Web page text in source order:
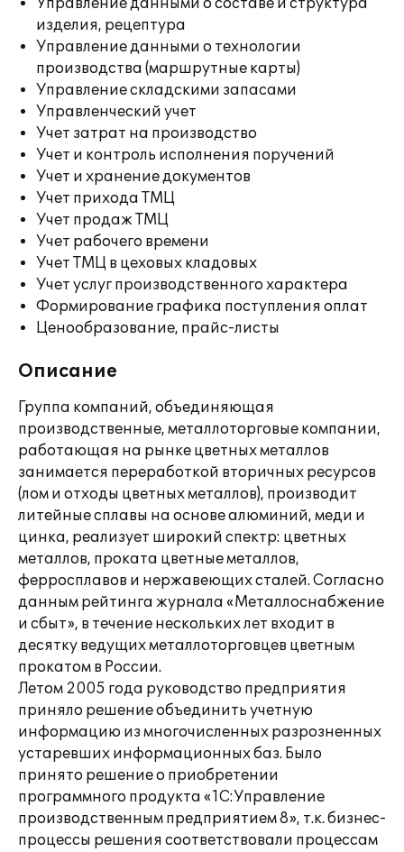
Управление данными о составе и структура
изделия, рецептура
Управление данными о технологии
производства (маршрутные карты)
Управление складскими запасами
Управленческий учет
Учет затрат на производство
Учет и контроль исполнения поручений
Учет и хранение документов
Учет прихода ТМЦ
Учет продаж ТМЦ
Учет рабочего времени
Учет ТМЦ в цеховых кладовых
Учет услуг производственного характера
Формирование графика поступления оплат
Ценообразование, прайс-листы
Описание
Группа компаний, объединяющая
производственные, металлоторговые компании,
работающая на рынке цветных металлов
занимается переработкой вторичных ресурсов
(лом и отходы цветных металлов), производит
литейные сплавы на основе алюминий, меди и
цинка, реализует широкий спектр: цветных
металлов, проката цветные металлов,
ферросплавов и нержавеющих сталей. Согласно
данным рейтинга журнала «Металлоснабжение
и сбыт», в течение нескольких лет входит в
десятку ведущих металлоторговцев цветным
прокатом в России.
Летом 2005 года руководство предприятия
приняло решение объединить учетную
информацию из многочисленных разрозненных
устаревших информационных баз. Было
принято решение о приобретении
программного продукта «1С:Управление
производственным предприятием 8», т.к. бизнес-
процессы решения соответствовали процессам